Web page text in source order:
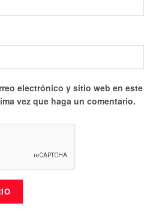
electrónico y sitio web en este
vez que haga un comentario.